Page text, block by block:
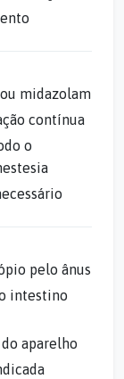
midazolam
contínua
o
pelo ânus
intestino
aparelho